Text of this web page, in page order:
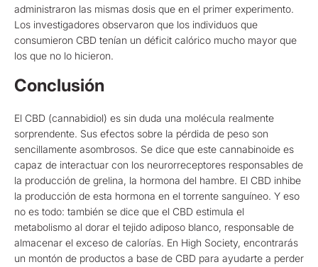
administraron las mismas dosis que en el primer experimento.
Los investigadores observaron que los individuos que
consumieron CBD tenían un déficit calórico mucho mayor que
los que no lo hicieron.
Conclusión
El CBD (cannabidiol) es sin duda una molécula realmente
sorprendente. Sus efectos sobre la pérdida de peso son
sencillamente asombrosos. Se dice que este cannabinoide es
capaz de interactuar con los neurorreceptores responsables de
la producción de grelina, la hormona del hambre. El CBD inhibe
la producción de esta hormona en el torrente sanguíneo. Y eso
no es todo: también se dice que el CBD estimula el
metabolismo al dorar el tejido adiposo blanco, responsable de
almacenar el exceso de calorías. En High Society, encontrarás
un montón de productos a base de CBD para ayudarte a perder